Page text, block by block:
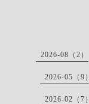
2026-08（2）
2026-05（9）
2026-02（7）